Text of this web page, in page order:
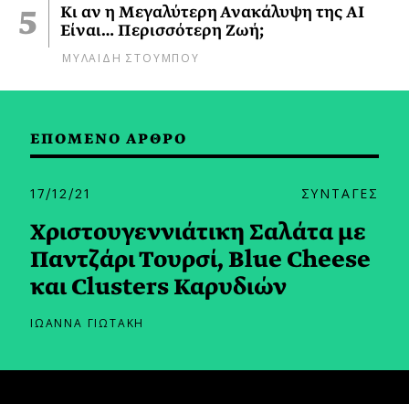
Κι αν η Μεγαλύτερη Ανακάλυψη της AI
Είναι… Περισσότερη Ζωή;
ΜΥΛΑΙΔΗ ΣΤΟΥΜΠΟΥ
ΕΠΟΜΕΝΟ ΑΡΘΡΟ
17/12/21 ΣΥΝΤΑΓΕΣ
Χριστουγεννιάτικη Σαλάτα με
Παντζάρι Τουρσί, Blue Cheese
και Clusters Καρυδιών
ΙΩΑΝΝΑ ΓΙΩΤΑΚΗ